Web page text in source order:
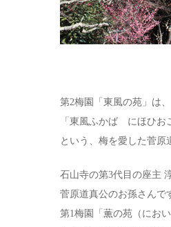
第2梅園「東風の苑」は、
「東風ふかば にほひ
という、梅を愛した菅原
石山寺の第3代目の座主
菅原道真公のお孫さんで
第1梅園「薫の苑（におい